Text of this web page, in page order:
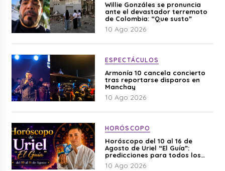
Willie Gonzáles se pronuncia
ante el devastador terremoto
de Colombia: “Que susto”
10 Ago 2026
ESPECTÁCULOS
Armonía 10 cancela concierto
tras reportarse disparos en
Manchay
10 Ago 2026
HORÓSCOPO
Horóscopo del 10 al 16 de
Agosto de Uriel “El Guía”:
predicciones para todos los
signos del zodiaco aquí
10 Ago 2026